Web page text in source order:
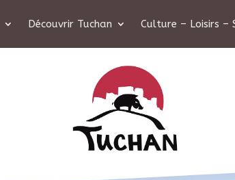
Découvrir Tuchan Culture – Loisirs –